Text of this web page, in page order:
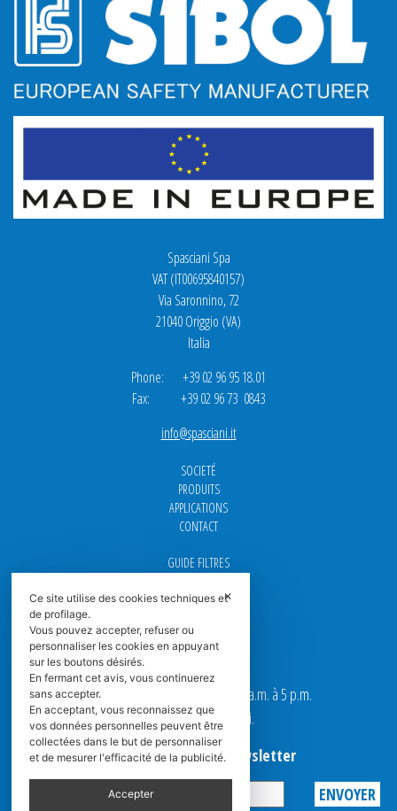
Spasciani Spa
VAT (IT00695840157)
Via Saronnino, 72
21040 Origgio (VA)
Italia
Phone: +39 02 96 95 18.01
Fax: +39 02 96 73 0843
info@spasciani.it
SOCIETÉ
PRODUITS
APPLICATIONS
CONTACT
GUIDE FILTRES
DOWNLOAD
FAQ
CARRIÈRE
Nos bureaux sont ouverts de 9 a.m. à 5 p.m.
du Lundi au Vendredi.
Abonnez-vous à la Newsletter
✕
Ce site utilise des cookies techniques et
de profilage.
Vous pouvez accepter, refuser ou
personnaliser les cookies en appuyant
sur les boutons désirés.
En fermant cet avis, vous continuerez
sans accepter.
En acceptant, vous reconnaissez que
vos données personnelles peuvent être
collectées dans le but de personnaliser
et de mesurer l'efficacité de la publicité.
Accepter